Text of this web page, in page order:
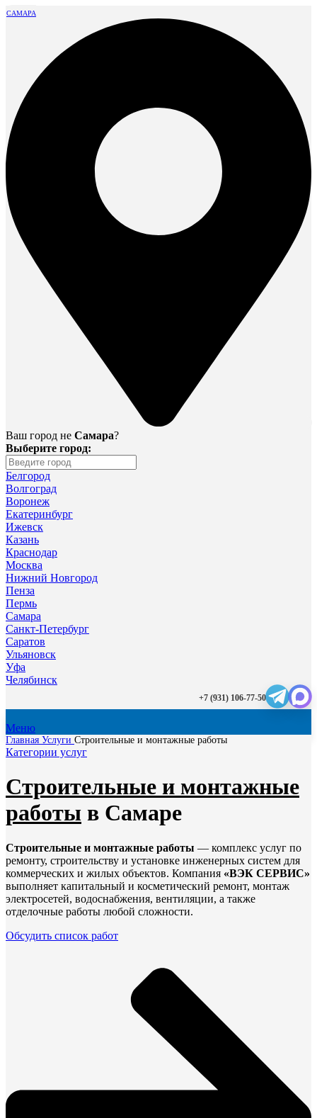
САМАРА
Ваш город не Самара?
Выберите город:
Белгород
Волгоград
Воронеж
Екатеринбург
Ижевск
Казань
Краснодар
Москва
Нижний Новгород
Пенза
Пермь
Самара
Санкт-Петербург
Саратов
Ульяновск
Уфа
Челябинск
+7 (931) 106-77-50
Меню
Главная Услуги Строительные и монтажные работы
Категории услуг
Строительные и монтажные
работы в Самаре
Строительные и монтажные работы — комплекс услуг по
ремонту, строительству и установке инженерных систем для
коммерческих и жилых объектов. Компания «ВЭК СЕРВИС»
выполняет капитальный и косметический ремонт, монтаж
электросетей, водоснабжения, вентиляции, а также
отделочные работы любой сложности.
Обсудить список работ